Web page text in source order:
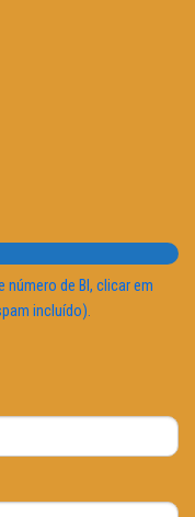
de BI, clicar em
incluído).